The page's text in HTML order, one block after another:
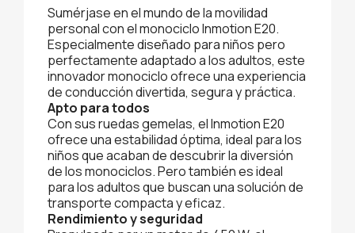
Sumérjase en el mundo de la movilidad
personal con el monociclo Inmotion E20.
Especialmente diseñado para niños pero
perfectamente adaptado a los adultos, este
innovador monociclo ofrece una experiencia
de conducción divertida, segura y práctica.
Apto para todos
Con sus ruedas gemelas, el Inmotion E20
ofrece una estabilidad óptima, ideal para los
niños que acaban de descubrir la diversión
de los monociclos. Pero también es ideal
para los adultos que buscan una solución de
transporte compacta y eficaz.
Rendimiento y seguridad